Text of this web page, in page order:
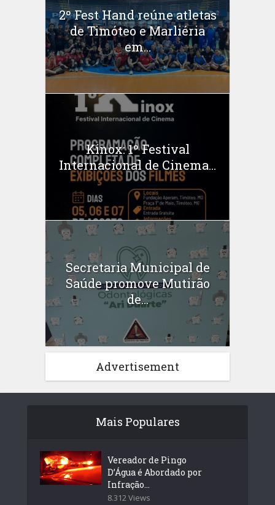
2º Fest Hand reúne atletas
de Timóteo e Marliéria
em...
Kinox: 1º Festival
Internacional de Cinema...
Secretaria Municipal de
Saúde promove Mutirão
de...
Advertisement
Mais Populares
Vereador de Pingo
D’Água é Abordado por
Infração...
8.312 Views